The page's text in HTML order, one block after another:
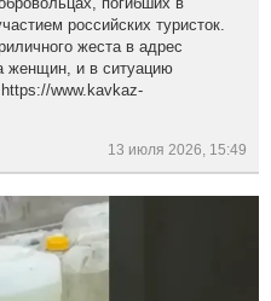
российских туристок.
жеста в адрес
женщин, и в ситуацию
www.kavkaz-
13 июля 2026, 15:49